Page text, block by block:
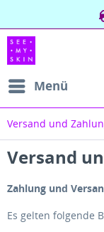
Menü
Versand und
Versand
Zahlung und
Es gelten folgende